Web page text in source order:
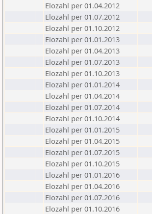
Elozahl per 01.04.2012
Elozahl per 01.07.2012
Elozahl per 01.10.2012
Elozahl per 01.01.2013
Elozahl per 01.04.2013
Elozahl per 01.07.2013
Elozahl per 01.10.2013
Elozahl per 01.01.2014
Elozahl per 01.04.2014
Elozahl per 01.07.2014
Elozahl per 01.10.2014
Elozahl per 01.01.2015
Elozahl per 01.04.2015
Elozahl per 01.07.2015
Elozahl per 01.10.2015
Elozahl per 01.01.2016
Elozahl per 01.04.2016
Elozahl per 01.07.2016
Elozahl per 01.10.2016